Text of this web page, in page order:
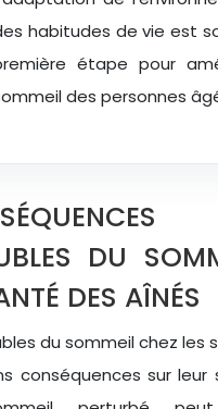
habitudes de vie est
étape pour
des personnes
DU
DES AÎNÉS
du sommeil chez les
conséquences sur leur